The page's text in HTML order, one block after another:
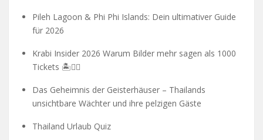
Pileh Lagoon & Phi Phi Islands: Dein ultimativer Guide
für 2026
Krabi Insider 2026 Warum Bilder mehr sagen als 1000
Tickets 🏝️🧗‍♂️
Das Geheimnis der Geisterhäuser – Thailands
unsichtbare Wächter und ihre pelzigen Gäste
Thailand Urlaub Quiz